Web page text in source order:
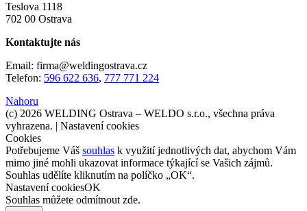
Teslova 1118
702 00 Ostrava
Kontaktujte nás
Email: firma@weldingostrava.cz
Telefon: 596 622 636, 777 771 224
Nahoru
(c) 2026 WELDING Ostrava – WELDO s.r.o., všechna práva
vyhrazena. | Nastavení cookies
Cookies
Potřebujeme Váš souhlas k využití jednotlivých dat, abychom Vám
mimo jiné mohli ukazovat informace týkající se Vašich zájmů.
Souhlas udělíte kliknutím na políčko „OK“.
Nastavení cookiesOK
Souhlas můžete odmítnout zde.